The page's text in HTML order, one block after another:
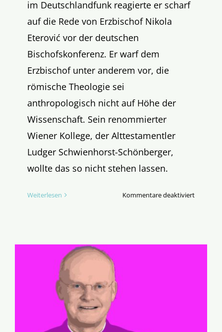
im Deutschlandfunk reagierte er scharf
auf die Rede von Erzbischof Nikola
Eterović vor der deutschen
Bischofskonferenz. Er warf dem
Erzbischof unter anderem vor, die
römische Theologie sei
anthropologisch nicht auf Höhe der
Wissenschaft. Sein renommierter
Wiener Kollege, der Alttestamentler
Ludger Schwienhorst-Schönberger,
wollte das so nicht stehen lassen.
Weiterlesen Kommentare deaktiviertfür